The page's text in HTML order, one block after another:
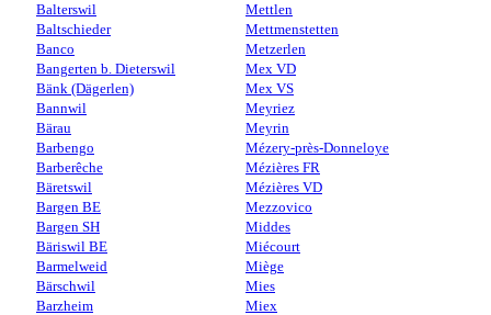
Balterswil
Baltschieder
Banco
Bangerten b. Dieterswil
Bänk (Dägerlen)
Bannwil
Bärau
Barbengo
Barberêche
Bäretswil
Bargen BE
Bargen SH
Bäriswil BE
Barmelweid
Bärschwil
Barzheim
Mettlen
Mettmenstetten
Metzerlen
Mex VD
Mex VS
Meyriez
Meyrin
Mézery-près-Donneloye
Mézières FR
Mézières VD
Mezzovico
Middes
Miécourt
Miège
Mies
Miex